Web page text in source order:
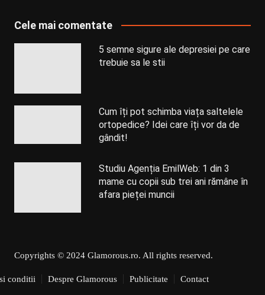
Cele mai comentate
5 semne sigure ale depresiei pe care
trebuie sa le stii
Cum îți pot schimba viața saltelele
ortopedice? Idei care îți vor da de
gândit!
Studiu Agenția EmilWeb: 1 din 3
mame cu copii sub trei ani rămâne în
afara pieței muncii
Copyrights © 2024 Glamorous.ro. All rights reserved.
conditii Despre Glamorous Publicitate Contact